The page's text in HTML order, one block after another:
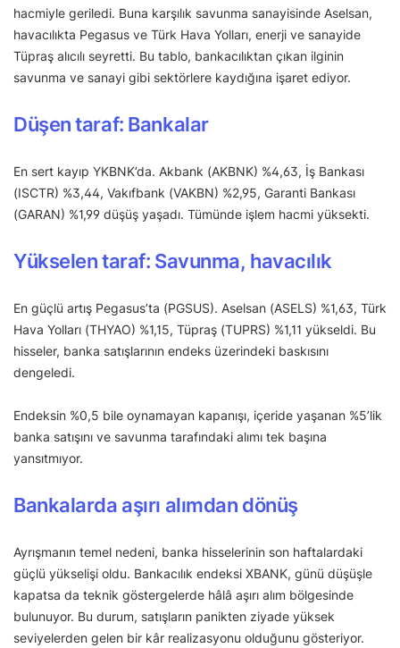
hacmiyle geriledi. Buna karşılık savunma sanayisinde Aselsan,
havacılıkta Pegasus ve Türk Hava Yolları, enerji ve sanayide
Tüpraş alıcılı seyretti. Bu tablo, bankacılıktan çıkan ilginin
savunma ve sanayi gibi sektörlere kaydığına işaret ediyor.
Düşen taraf: Bankalar
En sert kayıp YKBNK’da. Akbank (AKBNK) %4,63, İş Bankası
(ISCTR) %3,44, Vakıfbank (VAKBN) %2,95, Garanti Bankası
(GARAN) %1,99 düşüş yaşadı. Tümünde işlem hacmi yüksekti.
Yükselen taraf: Savunma, havacılık
En güçlü artış Pegasus’ta (PGSUS). Aselsan (ASELS) %1,63, Türk
Hava Yolları (THYAO) %1,15, Tüpraş (TUPRS) %1,11 yükseldi. Bu
hisseler, banka satışlarının endeks üzerindeki baskısını
dengeledi.
Endeksin %0,5 bile oynamayan kapanışı, içeride yaşanan %5’lik
banka satışını ve savunma tarafındaki alımı tek başına
yansıtmıyor.
Bankalarda aşırı alımdan dönüş
Ayrışmanın temel nedeni, banka hisselerinin son haftalardaki
güçlü yükselişi oldu. Bankacılık endeksi XBANK, günü düşüşle
kapatsa da teknik göstergelerde hâlâ aşırı alım bölgesinde
bulunuyor. Bu durum, satışların panikten ziyade yüksek
seviyelerden gelen bir kâr realizasyonu olduğunu gösteriyor.